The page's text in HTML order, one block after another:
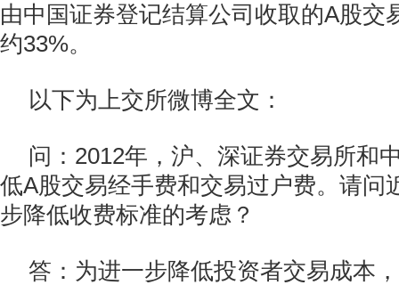
由中国证券登记结算公司收取的A股交
约33%。
以下为上交所微博全文：
问：2012年，沪、深证券交易所和
低A股交易经手费和交易过户费。请问
步降低收费标准的考虑？
答：为进一步降低投资者交易成本